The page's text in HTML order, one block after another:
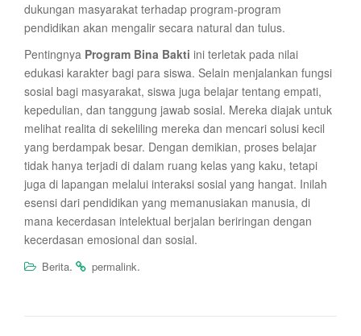
dukungan masyarakat terhadap program-program
pendidikan akan mengalir secara natural dan tulus.
Pentingnya Program Bina Bakti ini terletak pada nilai
edukasi karakter bagi para siswa. Selain menjalankan fungsi
sosial bagi masyarakat, siswa juga belajar tentang empati,
kepedulian, dan tanggung jawab sosial. Mereka diajak untuk
melihat realita di sekeliling mereka dan mencari solusi kecil
yang berdampak besar. Dengan demikian, proses belajar
tidak hanya terjadi di dalam ruang kelas yang kaku, tetapi
juga di lapangan melalui interaksi sosial yang hangat. Inilah
esensi dari pendidikan yang memanusiakan manusia, di
mana kecerdasan intelektual berjalan beriringan dengan
kecerdasan emosional dan sosial.
Berita. permalink.